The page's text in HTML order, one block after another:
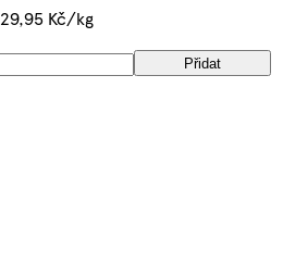
29,95 Kč/kg
Přidat